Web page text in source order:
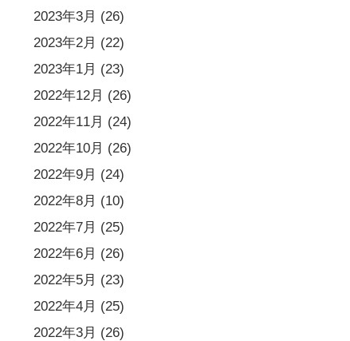
2023年3月 (26)
2023年2月 (22)
2023年1月 (23)
2022年12月 (26)
2022年11月 (24)
2022年10月 (26)
2022年9月 (24)
2022年8月 (10)
2022年7月 (25)
2022年6月 (26)
2022年5月 (23)
2022年4月 (25)
2022年3月 (26)